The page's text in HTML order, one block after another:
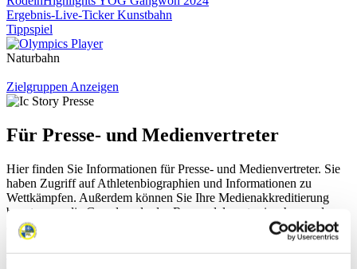
Ergebnis-Live-Ticker Kunstbahn
Tippspiel
Naturbahn
Zielgruppen Anzeigen
Für Presse- und Medienvertreter
Hier finden Sie Informationen für Presse- und Medienvertreter. Sie
haben Zugriff auf Athletenbiographien und Informationen zu
Wettkämpfen. Außerdem können Sie Ihre Medienakkreditierung
beantragen, die Grundregeln des Rennrodelsports einsehen und
allgemeine Neuigkeiten einholen.
>> Weiter